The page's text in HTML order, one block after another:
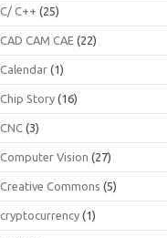
C/ C++ (25)
CAD CAM CAE (22)
Calendar (1)
Chip Story (16)
CNC (3)
Computer Vision (27)
Creative Commons (5)
cryptocurrency (1)